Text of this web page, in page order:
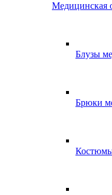
Медицинская
Блузы
Брюки